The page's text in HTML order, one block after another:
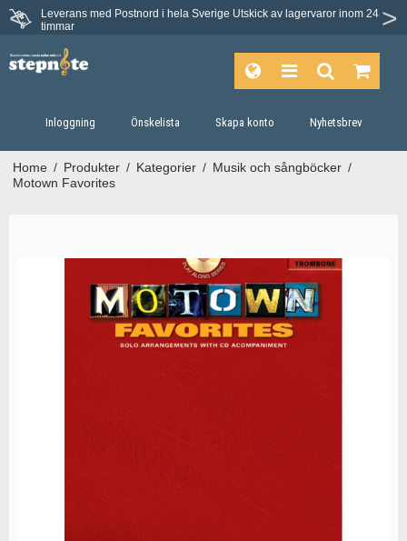
Leverans med Postnord i hela Sverige Utskick av lagervaror inom 24
timmar
Inloggning Önskelista Skapa konto Nyhetsbrev
Home / Produkter / Kategorier / Musik och sångböcker /
Motown Favorites